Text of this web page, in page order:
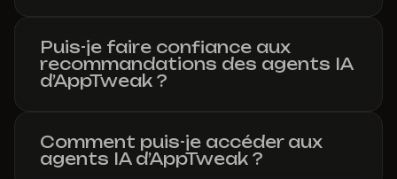
Puis-je faire confiance aux
recommandations des agents IA
d’AppTweak ?
Comment puis-je accéder aux
agents IA d’AppTweak ?